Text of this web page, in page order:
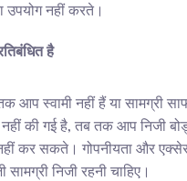
उपयोग नहीं करते।
है
आप स्वामी नहीं हैं या सामग्री
की गई है, तब तक आप निजी
कर सकते। गोपनीयता और
निजी रहनी चाहिए।